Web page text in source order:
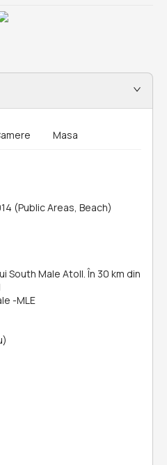
Masa
(Public Areas, Beach)
South Male Atoll. În 30 km din
-MLE